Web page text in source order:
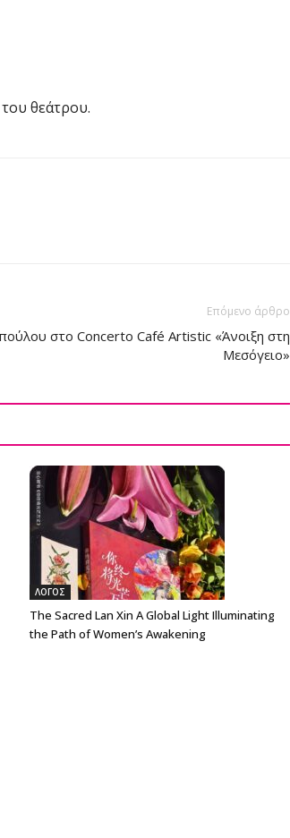
θεάτρου.
Επόμενο άρθρο
στο Concerto Café Artistic «Άνοιξη στη
Μεσόγειο»
ΛΟΓΟΣ
The Sacred Lan Xin A Global Light Illuminating
the Path of Women’s Awakening